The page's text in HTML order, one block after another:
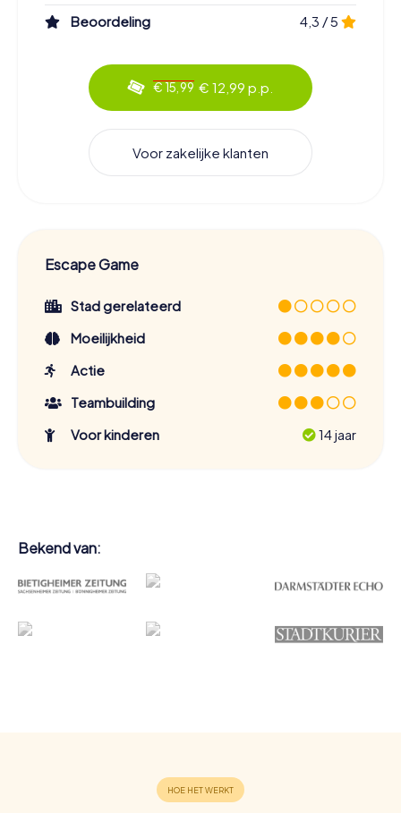
Beoordeling 4,3 / 5
€ 15,99 € 12,99 p.p.
Voor zakelijke klanten
Escape Game
Stad gerelateerd
Moeilijkheid
Actie
Teambuilding
Voor kinderen
14 jaar
Bekend van: